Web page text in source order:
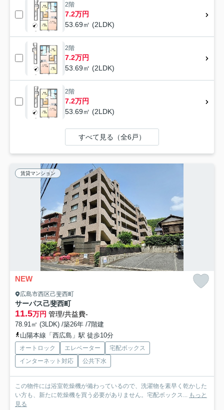
2階
7.2万円
53.69㎡ (2LDK)
2階
7.2万円
53.69㎡ (2LDK)
2階
7.2万円
53.69㎡ (2LDK)
すべて見る（全6戸）
賃貸マンション
NEW
広島市西区己斐西町
サーパス己斐西町
11.5万円 管理/共益費-
78.91㎡ (3LDK) /築26年 /7階建
山陽本線「西広島」駅 徒歩10分
オートロック エレベーター
宅配ボックス
インターネット対応
公共下水
この物件には浴室乾燥機が備わっているので、洗濯物を素早く乾かした
い方も、新たに乾燥機を買う必要がありません。宅配ボックス... もっと
見る